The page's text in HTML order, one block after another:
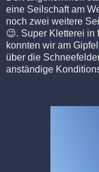
eine Seilschaft am
noch zwei weitere
😉. Super Kletterei in
konnten wir am
über die
anständige